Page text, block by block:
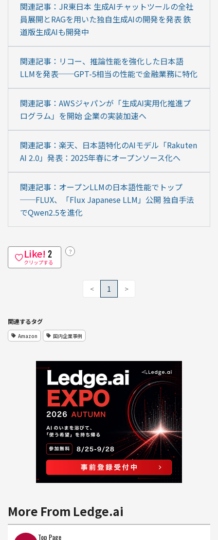
関連記事：JR東日本 生成AIチャットツールの全社
員展開とRAGを用いた独自生成AIの開発を発表 鉄
道版生成AIも開発中
関連記事：リコー、推論性能を強化した日本語
LLMを発表──GPT-5相当の性能で金融業務に特化
関連記事：AWSジャパンが「生成AI実用化推進プ
ログラム」を開始 企業の実装加速へ
関連記事：楽天、日本語特化のAIモデル「Rakuten
AI 2.0」発表：2025年春にオープンソース化へ
関連記事：オープンLLMの日本語性能でトップ
──FLUX、「Flux Japanese LLM」公開 独自手法
でQwen2.5を進化
Like! 2
クリップする
？
< 1 >
関連するタグ
Amazon 国内企業事例
More From Ledge.ai
Top Page